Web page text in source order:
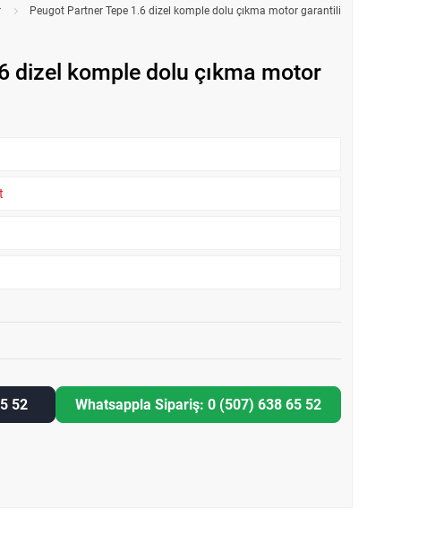
Peugot Partner Tepe 1.6 dizel komple dolu çıkma motor garantili
dizel komple dolu çıkma motor
52 Whatsappla Sipariş: 0 (507) 638 65 52